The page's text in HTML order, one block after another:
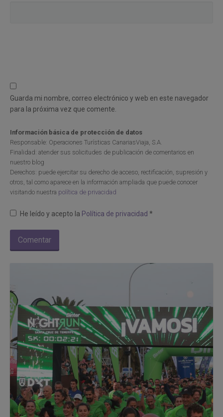
Guarda mi nombre, correo electrónico y web en este navegador
para la próxima vez que comente.
Información básica de protección de datos
Responsable: Operaciones Turísticas CanariasViaja, S.A.
Finalidad: atender sus solicitudes de publicación de comentarios en
nuestro blog
Derechos: puede ejercitar su derecho de acceso, rectificación, supresión y
otros, tal como aparece en la información ampliada que puede conocer
visitando nuestra política de privacidad
He leído y acepto la Política de privacidad *